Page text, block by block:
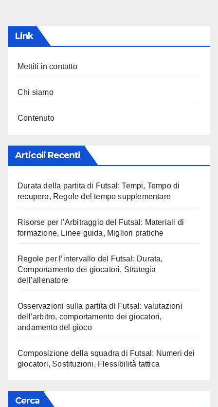
Link
Mettiti in contatto
Chi siamo
Contenuto
Articoli Recenti
Durata della partita di Futsal: Tempi, Tempo di
recupero, Regole del tempo supplementare
Risorse per l’Arbitraggio del Futsal: Materiali di
formazione, Linee guida, Migliori pratiche
Regole per l’intervallo del Futsal: Durata,
Comportamento dei giocatori, Strategia
dell’allenatore
Osservazioni sulla partita di Futsal: valutazioni
dell’arbitro, comportamento dei giocatori,
andamento del gioco
Composizione della squadra di Futsal: Numeri dei
giocatori, Sostituzioni, Flessibilità tattica
Cerca